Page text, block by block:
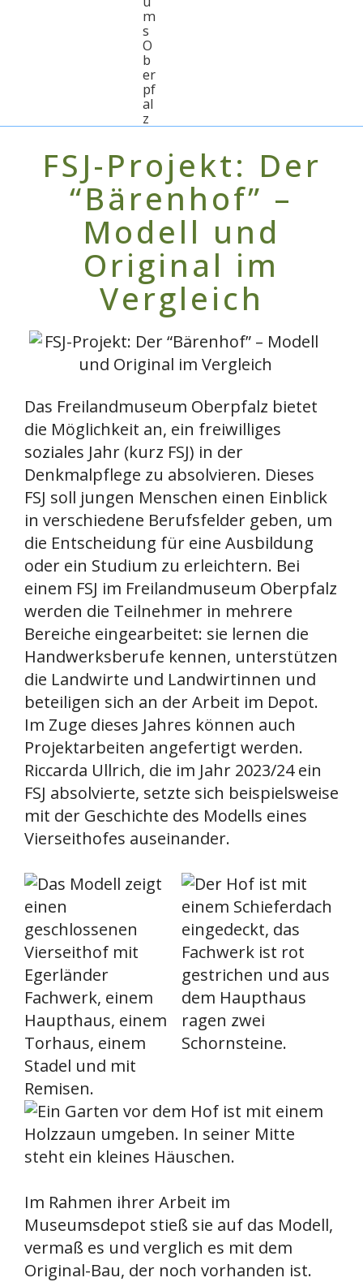
m
s
O
b
er
pf
al
z
FSJ-Projekt: Der
“Bärenhof” –
Modell und
Original im
Vergleich
Das Freilandmuseum Oberpfalz bietet
die Möglichkeit an, ein freiwilliges
soziales Jahr (kurz FSJ) in der
Denkmalpflege zu absolvieren. Dieses
FSJ soll jungen Menschen einen Einblick
in verschiedene Berufsfelder geben, um
die Entscheidung für eine Ausbildung
oder ein Studium zu erleichtern. Bei
einem FSJ im Freilandmuseum Oberpfalz
werden die Teilnehmer in mehrere
Bereiche eingearbeitet: sie lernen die
Handwerksberufe kennen, unterstützen
die Landwirte und Landwirtinnen und
beteiligen sich an der Arbeit im Depot.
Im Zuge dieses Jahres können auch
Projektarbeiten angefertigt werden.
Riccarda Ullrich, die im Jahr 2023/24 ein
FSJ absolvierte, setzte sich beispielsweise
mit der Geschichte des Modells eines
Vierseithofes auseinander.
Im Rahmen ihrer Arbeit im
Museumsdepot stieß sie auf das Modell,
vermaß es und verglich es mit dem
Original-Bau, der noch vorhanden ist.